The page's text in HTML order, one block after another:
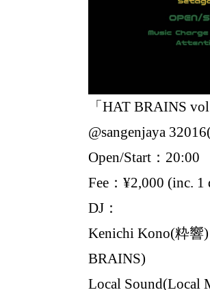
「HAT BRAINS
@sangenjaya
Open/Start：20:00
Fee：¥2,000 (inc.
DJ：
Kenichi Kono(粋響
BRAINS)
Local Sound(Local